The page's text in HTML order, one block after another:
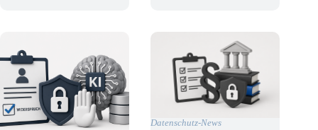
Datenschutz-News